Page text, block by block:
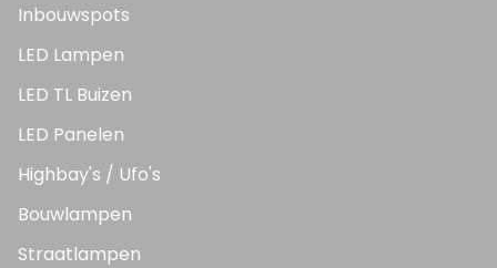
Inbouwspots
LED Lampen
LED TL Buizen
LED Panelen
Highbay's / Ufo's
Bouwlampen
Straatlampen